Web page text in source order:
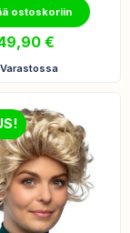
ostoskoriin
€
Varastossa